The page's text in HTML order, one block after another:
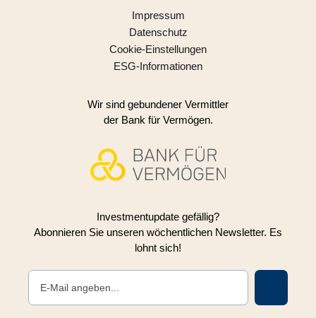
Impressum
Datenschutz
Cookie-Einstellungen
ESG-Informationen
Wir sind gebundener Vermittler
der Bank für Vermögen.
Investmentupdate gefällig?
Abonnieren Sie unseren wöchentlichen Newsletter. Es
lohnt sich!